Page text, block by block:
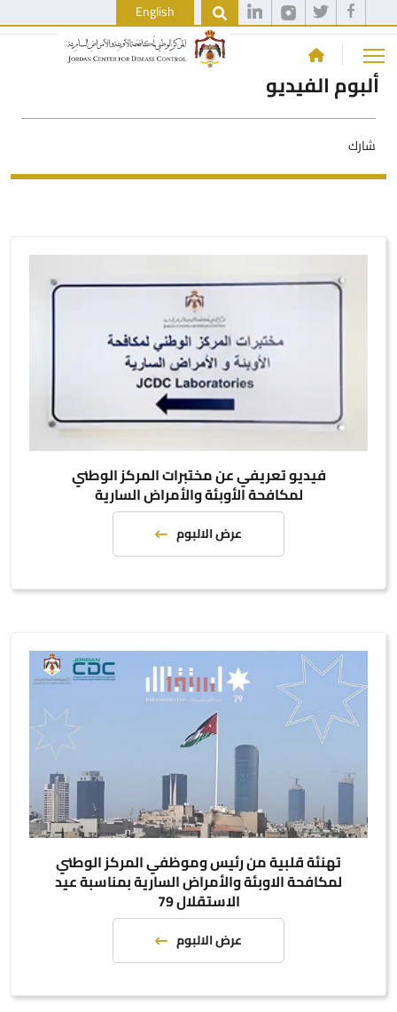
English
ألبوم الفيديو
شارك
فيديو تعريفي عن مختبرات المركز الوطني
لمكافحة الأوبئة والأمراض السارية
عرض الالبوم
تهنئة قلبية من رئيس وموظفي المركز الوطني
لمكافحة الاوبئة والأمراض السارية بمناسبة عيد
الاستقلال 79
عرض الالبوم